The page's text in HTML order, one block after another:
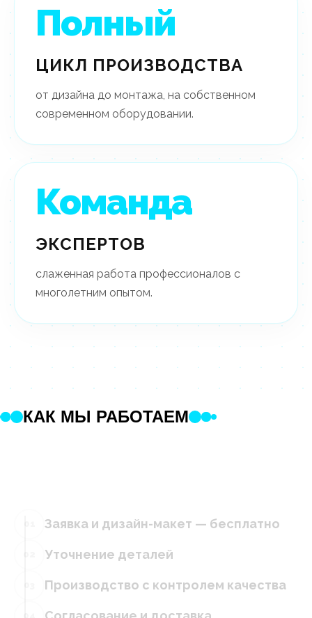
Полный
ЦИКЛ ПРОИЗВОДСТВА
от дизайна до монтажа, на собственном
современном оборудовании.
Команда
ЭКСПЕРТОВ
слаженная работа профессионалов с
многолетним опытом.
КАК МЫ РАБОТАЕМ
Заявка и дизайн-макет — бесплатно
Уточнение деталей
Производство с контролем качества